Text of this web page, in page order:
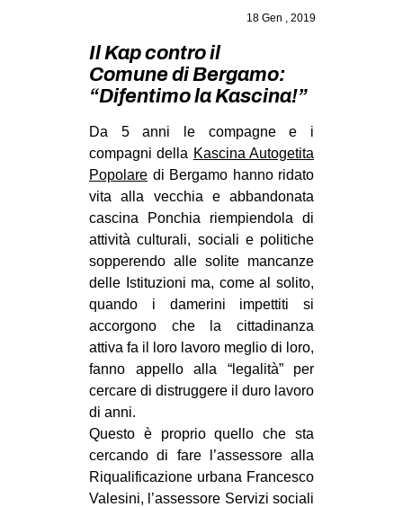
GAZA FREESTYLE
CSOA LAMBRETTA
MSM
ZAM
MILANO
MOBILITAZIONI
SPAZI
MOVIMENTI
AMBIENTE
ANTIFASCISMO
DIRITTO ALL’ABITARE
GENERI
MIGRAZIONI
PRECARIATO
18 Gen , 2019
Il Kap contro il
Comune di Bergamo:
“Difentimo la Kascina!”
Da 5 anni le compagne e i
compagni della Kascina Autogetita
Popolare di Bergamo hanno ridato
vita alla vecchia e abbandonata
cascina Ponchia riempiendola di
attività culturali, sociali e politiche
sopperendo alle solite mancanze
delle Istituzioni ma, come al solito,
quando i damerini impettiti si
accorgono che la cittadinanza
attiva fa il loro lavoro meglio di loro,
fanno appello alla “legalità” per
cercare di distruggere il duro lavoro
di anni.
Questo è proprio quello che sta
cercando di fare
l’assessore alla
Riqualificazione urbana Francesco
Valesini, l’assessore Servizi sociali